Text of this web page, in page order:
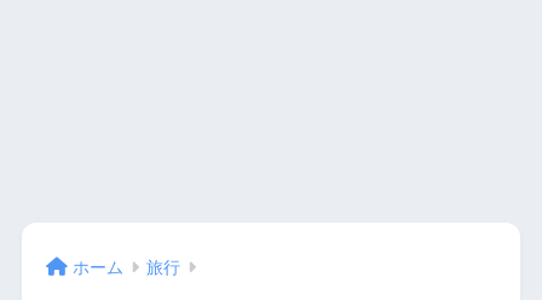
ホーム 旅行